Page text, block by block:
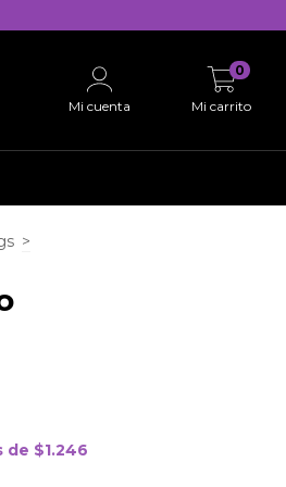
Mi cuenta Mi carrito
0
>
de $1.246